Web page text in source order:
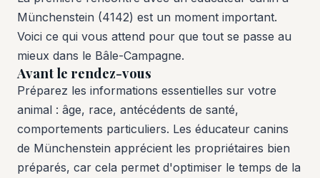
Münchenstein (4142) est un moment important.
Voici ce qui vous attend pour que tout se passe au
mieux dans le Bâle-Campagne.
Avant le rendez-vous
Préparez les informations essentielles sur votre
animal : âge, race, antécédents de santé,
comportements particuliers. Les éducateur canins
de Münchenstein apprécient les propriétaires bien
préparés, car cela permet d'optimiser le temps de la